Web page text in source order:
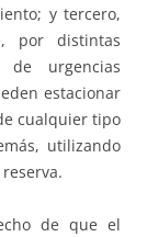
y tercero,
por distintas
de urgencias
estacionar
cualquier tipo
utilizando
de que el